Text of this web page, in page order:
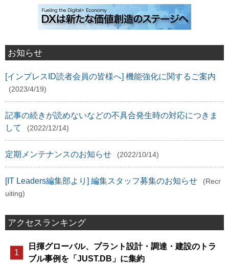
お知らせ
[インプレスID読者会員の皆様へ] 機能強化に関するご案内
(2023/4/19)
記事の続きが読めないなどの不具合発生時の対応につきま
して
(2022/12/14)
定期メンテナンスのお知らせ (2022/10/14)
[IT Leaders編集部より] 編集スタッフ募集のお知らせ
(Recr
uiting)
アクセスランキング
日揮グローバル、プラント設計・調達・建設のトラ
ブル事例を「JUST.DB」に集約